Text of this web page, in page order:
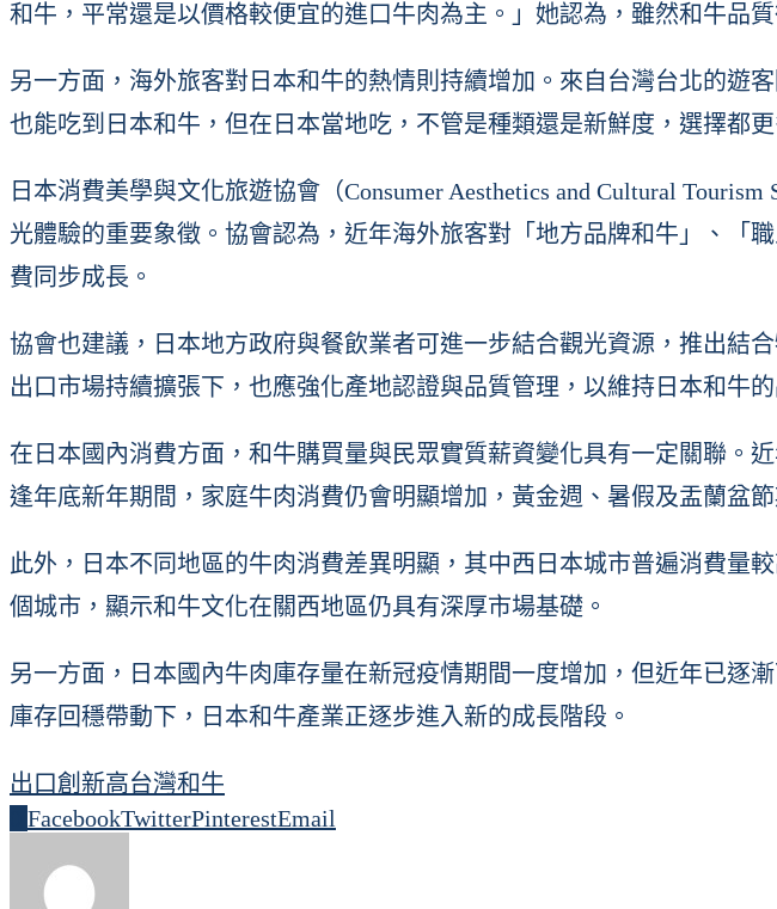
和牛，平常還是以價格較便宜的進口牛肉為主。」她認為，雖然和牛品
另一方面，海外旅客對日本和牛的熱情則持續增加。來自台灣台北的遊
也能吃到日本和牛，但在日本當地吃，不管是種類還是新鮮度，選擇都
日本消費美學與文化旅遊協會（Consumer Aesthetics and Cultural
光體驗的重要象徵。協會認為，近年海外旅客對「地方品牌和牛」、「
費同步成長。
協會也建議，日本地方政府與餐飲業者可進一步結合觀光資源，推出結
出口市場持續擴張下，也應強化產地認證與品質管理，以維持日本和牛
在日本國內消費方面，和牛購買量與民眾實質薪資變化具有一定關聯。
逢年底新年期間，家庭牛肉消費仍會明顯增加，黃金週、暑假及盂蘭盆
此外，日本不同地區的牛肉消費差異明顯，其中西日本城市普遍消費量
個城市，顯示和牛文化在關西地區仍具有深厚市場基礎。
另一方面，日本國內牛肉庫存量在新冠疫情期間一度增加，但近年已逐
庫存回穩帶動下，日本和牛產業正逐步進入新的成長階段。
出口創新高台灣和牛
FacebookTwitterPinterestEmail